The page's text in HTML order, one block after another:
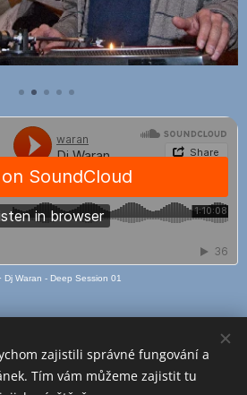
· Dj Waran - Deep Session 01
zajistili správné fungování a
Tím vám můžeme zajistit tu